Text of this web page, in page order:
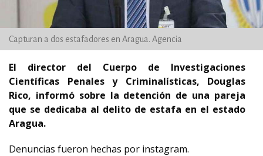
Capturan a dos estafadores en Aragua. Agencia
El director del Cuerpo de Investigaciones
Científicas Penales y Criminalísticas, Douglas
Rico, informó sobre la detención de una pareja
que se dedicaba al delito de estafa en el estado
Aragua.
Denuncias fueron hechas por instagram.